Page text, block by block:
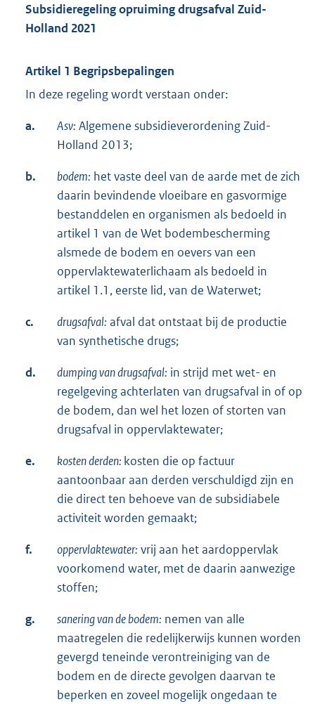
Subsidieregeling opruiming drugsafval Zuid-
Holland 2021
Artikel 1 Begripsbepalingen
In deze regeling wordt verstaan onder:
a. Asv: Algemene subsidieverordening Zuid-
Holland 2013;
b. bodem: het vaste deel van de aarde met de zich
daarin bevindende vloeibare en gasvormige
bestanddelen en organismen als bedoeld in
artikel 1 van de Wet bodembescherming
alsmede de bodem en oevers van een
oppervlaktewaterlichaam als bedoeld in
artikel 1.1, eerste lid, van de Waterwet;
c. drugsafval: afval dat ontstaat bij de productie
van synthetische drugs;
d. dumping van drugsafval: in strijd met wet- en
regelgeving achterlaten van drugsafval in of op
de bodem, dan wel het lozen of storten van
drugsafval in oppervlaktewater;
e. kosten derden: kosten die op factuur
aantoonbaar aan derden verschuldigd zijn en
die direct ten behoeve van de subsidiabele
activiteit worden gemaakt;
f. oppervlaktewater: vrij aan het aardoppervlak
voorkomend water, met de daarin aanwezige
stoffen;
g. sanering van de bodem: nemen van alle
maatregelen die redelijkerwijs kunnen worden
gevergd teneinde verontreiniging van de
bodem en de directe gevolgen daarvan te
beperken en zoveel mogelijk ongedaan te